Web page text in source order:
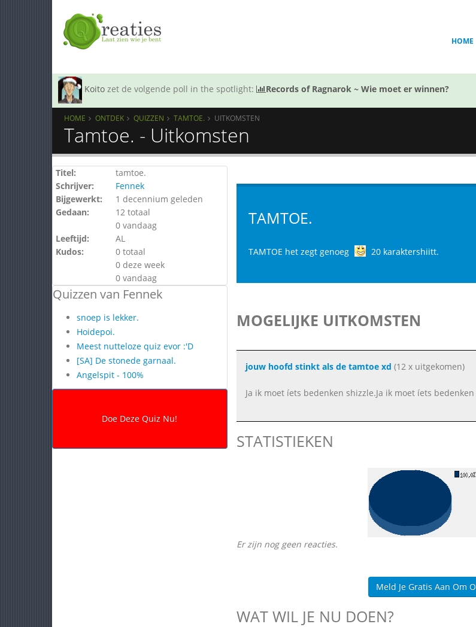
HOME
Koito zet de volgende poll in the spotlight: Records of Ragnarok ~ Wie moet er winnen?
HOME ONTDEK QUIZZEN TAMTOE. UITKOMSTEN
Tamtoe. - Uitkomsten
Titel:
tamtoe.
Schrijver:
Fennek
Bijgewerkt:
1 decennium geleden
Gedaan:
12 totaal
0 vandaag
Leeftijd:
AL
Kudos:
0 totaal
0 deze week
0 vandaag
Quizzen van Fennek
snoep is lekker.
Hoidepoi.
Meest nutteloze quiz evor :'D
[SA] De stonede garnaal.
Angelspit - 100%
TAMTOE.
TAMTOE het zegt genoeg 20 karaktershiitt.
MOGELIJKE UITKOMSTEN
jouw hoofd stinkt als de tamtoe xd (12 x uitgekomen)
Ja ik moet íets bedenken shizzle.Ja ik moet íets
STATISTIEKEN
Er zijn nog geen reacties.
Meld Je Gratis Aan Om
WAT WIL JE NU DOEN?